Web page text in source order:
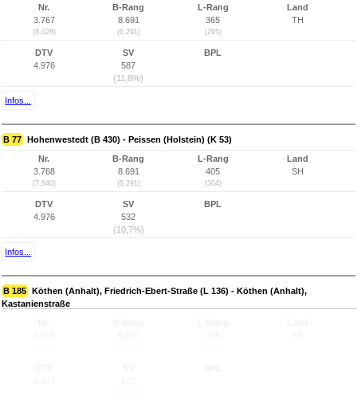
Nr.
3.767
(8.028)
B-Rang
8.691
(6.291)
L-Rang
365
(295)
Land
TH
DTV
4.976
SV
587
(11,8%)
BPL
Infos...
B 77 Hohenwestedt (B 430) - Peissen (Holstein) (K 53)
Nr.
3.768
(7.840)
B-Rang
8.691
(6.291)
L-Rang
405
(304)
Land
SH
DTV
4.976
SV
532
(10,7%)
BPL
Infos...
B 185 Köthen (Anhalt), Friedrich-Ebert-Straße (L 136) - Köthen (Anhalt),
Kastanienstraße